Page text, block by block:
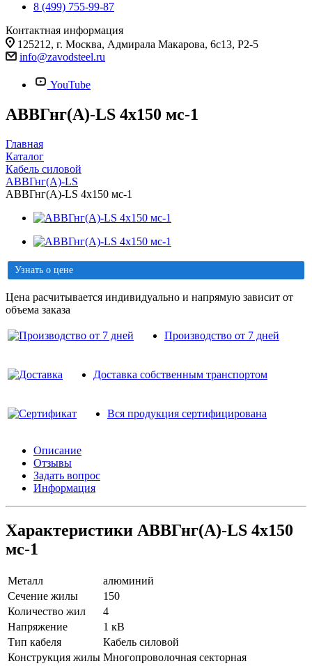
8 (499) 755-99-87
Контактная информация
125212, г. Москва, Адмирала Макарова, 6с13, Р2-5
info@zavodsteel.ru
YouTube
АВВГнг(A)-LS 4х150 мс-1
Главная
Каталог
Кабель силовой
АВВГнг(A)-LS
АВВГнг(A)-LS 4х150 мс-1
Узнать о цене
Цена расчитывается индивидуально и напрямую зависит от
объема заказа
Производство от 7 дней
Доставка собственным транспортом
Вся продукция сертифицирована
Описание
Отзывы
Задать вопрос
Информация
Характеристики АВВГнг(A)-LS 4х150
мс-1
Металл
алюминий
Сечение жилы
150
Количество жил
4
Напряжение
1 кВ
Тип кабеля
Кабель силовой
Конструкция жилы Многопроволочная секторная